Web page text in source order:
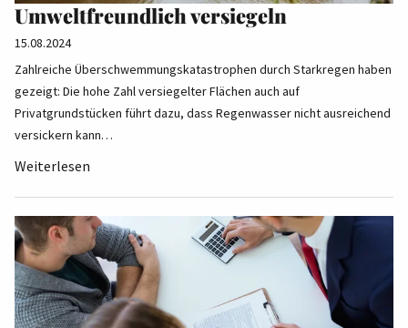
Umweltfreundlich versiegeln
15.08.2024
Zahlreiche Überschwemmungskatastrophen durch Starkregen haben
gezeigt: Die hohe Zahl versiegelter Flächen auch auf
Privatgrundstücken führt dazu, dass Regenwasser nicht ausreichend
versickern kann…
Weiterlesen